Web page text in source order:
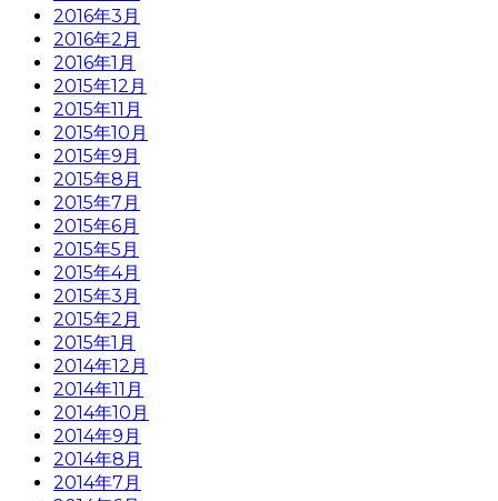
2016年3月
2016年2月
2016年1月
2015年12月
2015年11月
2015年10月
2015年9月
2015年8月
2015年7月
2015年6月
2015年5月
2015年4月
2015年3月
2015年2月
2015年1月
2014年12月
2014年11月
2014年10月
2014年9月
2014年8月
2014年7月